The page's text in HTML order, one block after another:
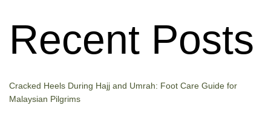
Recent Posts
Cracked Heels During Hajj and Umrah: Foot Care Guide for
Malaysian Pilgrims